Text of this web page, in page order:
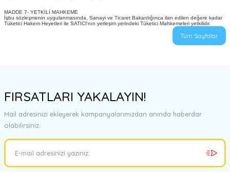
MADDE 7- YETKİLİ MAHKEME
İşbu sözleşmenin uygulanmasında, Sanayi ve Ticaret Bakanlığınca ilan edilen değere kadar
Tüketici Hakem Heyetleri ile SATICI'nın yerleşim yerindeki Tüketici Mahkemeleri yetkilidir.
Tüm Sayfalar
FIRSATLARI YAKALAYIN!
Mail adresinizi ekleyerek kampanyalarımızdan anında haberdar
olabilirsiniz.